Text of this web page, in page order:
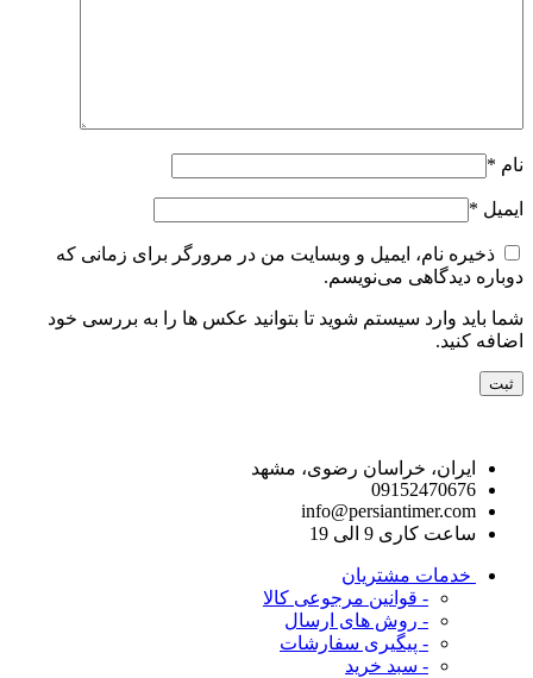
نام *
ایمیل *
ذخیره نام، ایمیل و وبسایت من در مرورگر برای زمانی که
دوباره دیدگاهی می‌نویسم.
شما باید وارد سیستم شوید تا بتوانید عکس ها را به بررسی خود
اضافه کنید.
ایران، خراسان رضوی، مشهد
09152470676
info@persiantimer.com
ساعت کاری 9 الی 19
خدمات مشتریان
- قوانین مرجوعی کالا
- روش های ارسال
- پیگیری سفارشات
- سبد خرید